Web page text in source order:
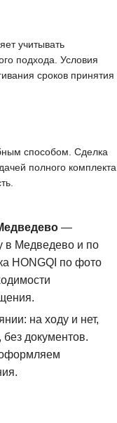
учитывать
подхода. Условия
сроков принятия
способом. Сделка
полного комплекта
—
в Медведево и по
HONGQI по фото
на ходу и нет,
документов.